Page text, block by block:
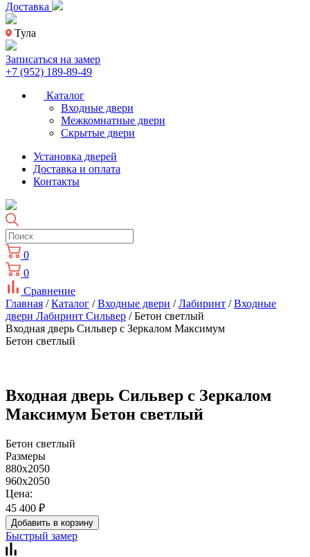
Доставка
Тула
Записаться на замер
+7 (952) 189-89-49
Каталог
Входные двери
Межкомнатные двери
Скрытые двери
Установка дверей
Доставка и оплата
Контакты
0
0
Сравнение
Главная /Каталог /Входные двери /Лабиринт /Входные
двери Лабиринт Сильвер / Бетон светлый
Входная дверь Сильвер с Зеркалом Максимум
Бетон светлый
Входная дверь Сильвер с Зеркалом
Максимум Бетон светлый
Бетон светлый
Размеры
880x2050
960x2050
Цена:
45 400 ₽
Добавить в корзину
Быстрый замер